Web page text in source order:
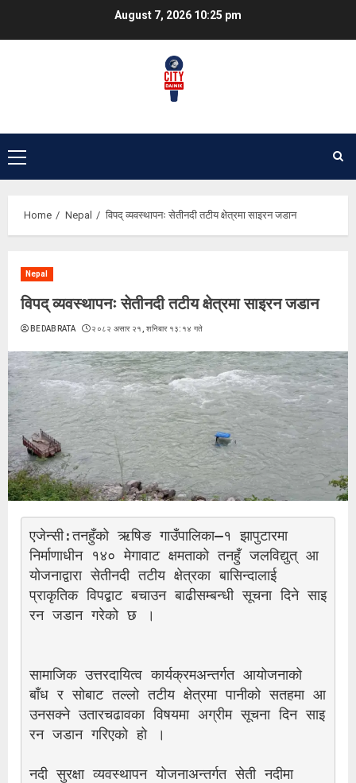
August 7, 2026 10:25 pm
Primary
Menu
Home Nepal विपद् व्यवस्थापनः सेतीनदी तटीय क्षेत्रमा साइरन जडान
Nepal
विपद् व्यवस्थापनः सेतीनदी तटीय क्षेत्रमा साइरन जडान
BEDABRATA २०८२ असार २१, शनिबार १३:१४ गते
एजेन्सी:तनहुँको ऋषिङ गाउँपालिका–१ झापुटारमा
निर्माणाधीन १४० मेगावाट क्षमताको तनहुँ जलविद्युत् आ
योजनाद्वारा सेतीनदी तटीय क्षेत्रका बासिन्दालाई
प्राकृतिक विपद्बाट बचाउन बाढीसम्बन्धी सूचना दिने साइ
रन जडान गरेको छ ।
सामाजिक उत्तरदायित्व कार्यक्रमअन्तर्गत आयोजनाको
बाँध र सोबाट तल्लो तटीय क्षेत्रमा पानीको सतहमा आ
उनसक्ने उतारचढावका विषयमा अग्रीम सूचना दिन साइ
रन जडान गरिएको हो ।
नदी सुरक्षा व्यवस्थापन योजनाअन्तर्गत सेती नदीमा